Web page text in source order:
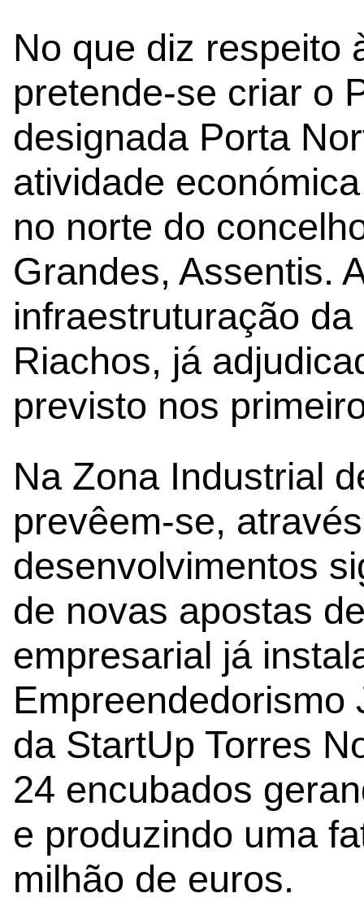
No que diz respeito
pretende-se criar o
designada Porta
atividade
no norte do
Grandes, Assentis.
infraestruturação
Riachos, já
previsto nos
Na Zona Industrial
prevêem-se,
desenvolvimentos
de novas apostas
empresarial já
Empreendedorismo
da StartUp Torres
24 encubados
e produzindo uma
milhão de euros.